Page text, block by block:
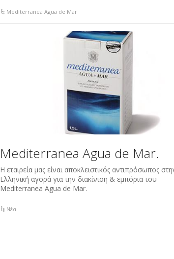
Mediterranea Agua de Mar
Mediterranea Agua de Mar.
Η εταιρεία μας είναι αποκλειστικός αντιπρόσωπος
Ελληνική αγορά για την διακίνιση & εμπόρια του
Mediterranea Agua de Mar.
Νέα